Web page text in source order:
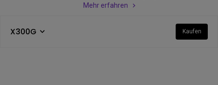
Mehr erfahren
X300G Kaufen